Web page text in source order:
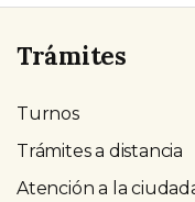
Trámites
Turnos
Trámites a distancia
Atención a la